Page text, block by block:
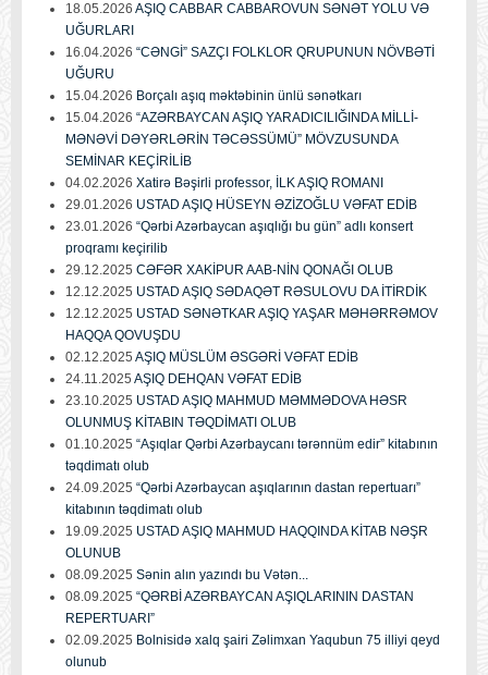
18.05.2026 AŞIQ CABBAR CABBAROVUN SƏNƏT YOLU VƏ
UĞURLARI
16.04.2026 “CƏNGİ” SAZÇI FOLKLOR QRUPUNUN NÖVBƏTİ
UĞURU
15.04.2026 Borçalı aşıq məktəbinin ünlü sənətkarı
15.04.2026 “AZƏRBAYCAN AŞIQ YARADICILIĞINDA MİLLİ-
MƏNƏVİ DƏYƏRLƏRİN TƏCƏSSÜMÜ” MÖVZUSUNDA
SEMİNAR KEÇİRİLİB
04.02.2026 Xatirə Bəşirli professor, İLK AŞIQ ROMANI
29.01.2026 USTAD AŞIQ HÜSEYN ƏZİZOĞLU VƏFAT EDİB
23.01.2026 “Qərbi Azərbaycan aşıqlığı bu gün” adlı konsert
proqramı keçirilib
29.12.2025 CƏFƏR XAKİPUR AAB-NİN QONAĞI OLUB
12.12.2025 USTAD AŞIQ SƏDAQƏT RƏSULOVU DA İTİRDİK
12.12.2025 USTAD SƏNƏTKAR AŞIQ YAŞAR MƏHƏRRƏMOV
HAQQA QOVUŞDU
02.12.2025 AŞIQ MÜSLÜM ƏSGƏRİ VƏFAT EDİB
24.11.2025 AŞIQ DEHQAN VƏFAT EDİB
23.10.2025 USTAD AŞIQ MAHMUD MƏMMƏDOVA HƏSR
OLUNMUŞ KİTABIN TƏQDİMATI OLUB
01.10.2025 “Aşıqlar Qərbi Azərbaycanı tərənnüm edir” kitabının
təqdimatı olub
24.09.2025 “Qərbi Azərbaycan aşıqlarının dastan repertuarı”
kitabının təqdimatı olub
19.09.2025 USTAD AŞIQ MAHMUD HAQQINDA KİTAB NƏŞR
OLUNUB
08.09.2025 Sənin alın yazındı bu Vətən...
08.09.2025 “QƏRBİ AZƏRBAYCAN AŞIQLARININ DASTAN
REPERTUARI”
02.09.2025 Bolnisidə xalq şairi Zəlimxan Yaqubun 75 illiyi qeyd
olunub